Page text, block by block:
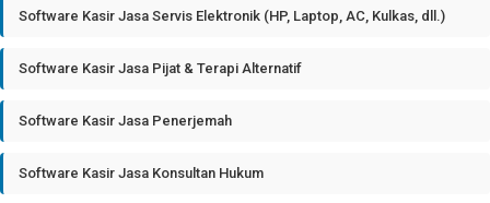
Software Kasir Jasa Servis Elektronik (HP, Laptop, AC, Kulkas, dll.)
Software Kasir Jasa Pijat & Terapi Alternatif
Software Kasir Jasa Penerjemah
Software Kasir Jasa Konsultan Hukum